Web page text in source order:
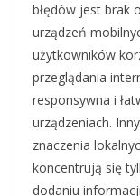
błędów jest brak
urządzeń
użytkowników
przeglądania
responsywna i
urządzeniach.
znaczenia
koncentrują się
dodaniu